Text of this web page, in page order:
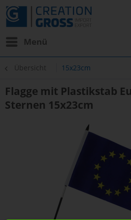
Menü
Übersicht 15x23cm
Flagge mit Plastikstab
Sternen 15x23cm